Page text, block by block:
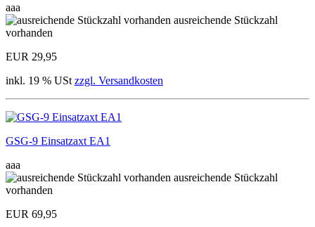
aaa
ausreichende Stückzahl
vorhanden
EUR 29,95
inkl. 19 % USt zzgl. Versandkosten
GSG-9 Einsatzaxt EA1
aaa
ausreichende Stückzahl
vorhanden
EUR 69,95